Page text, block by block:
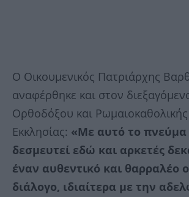
Ο Οικουμενικός Πατριάρχης
αναφέρθηκε και στον
Ορθοδόξου και Ρωμαιοκαθολικής
Εκκλησίας: «Με αυτό το πνεύμα
δεσμευτεί εδώ και αρκετές
έναν αυθεντικό και θαρραλέο
διάλογο, ιδιαίτερα με την